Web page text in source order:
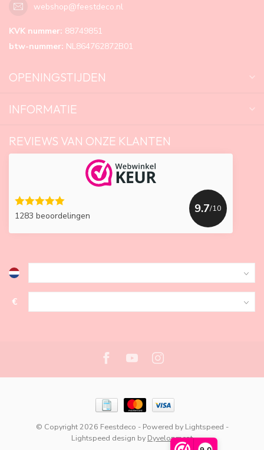
webshop@feestdeco.nl
KVK nummer: 88749851
btw-nummer: NL864762872B01
OPENINGSTIJDEN
INFORMATIE
REVIEWS VAN ONZE KLANTEN
1283 beoordelingen
9.7/10
€
© Copyright 2026 Feestdeco - Powered by Lightspeed -
Lightspeed design by Dyvelopment